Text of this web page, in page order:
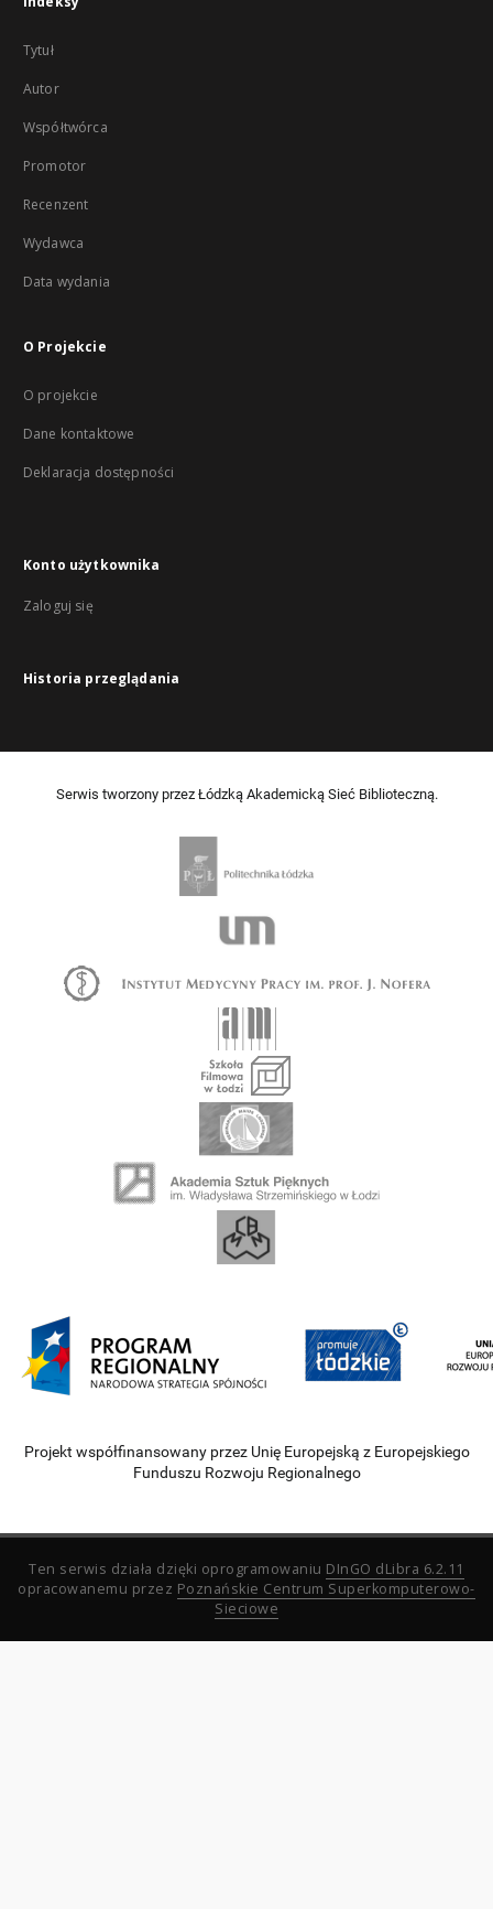
Tytuł
Autor
Współtwórca
Promotor
Recenzent
Wydawca
Data wydania
O Projekcie
O projekcie
Dane kontaktowe
Deklaracja dostępności
Konto użytkownika
Zaloguj się
Historia przeglądania
Serwis tworzony przez Łódzką Akademicką Sieć Biblioteczną.
Projekt współfinansowany przez Unię Europejską z Europejskiego
Funduszu Rozwoju Regionalnego
Ten serwis działa dzięki oprogramowaniu DInGO dLibra 6.2.11
opracowanemu przez Poznańskie Centrum Superkomputerowo-
Sieciowe